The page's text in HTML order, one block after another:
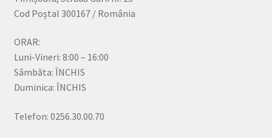
Cod Poștal 300167 / România
ORAR:
Luni-Vineri: 8:00 – 16:00
Sâmbăta: ÎNCHIS
Duminica: ÎNCHIS
Telefon: 0256.30.00.70